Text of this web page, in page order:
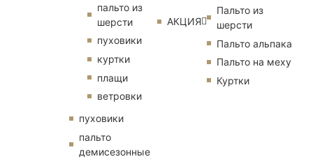
пальто из
шерсти
пуховики
куртки
плащи
ветровки
пуховики
пальто
демисезонные
АКЦИЯ
Пальто из
шерсти
Пальто альпака
Пальто на меху
Куртки